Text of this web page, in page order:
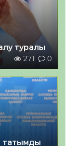
туралы
271 0
татымды